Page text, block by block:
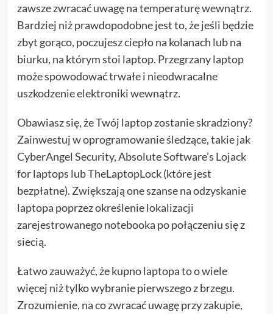
zawsze zwracać uwagę na temperaturę wewnątrz.
Bardziej niż prawdopodobne jest to, że jeśli będzie
zbyt gorąco, poczujesz ciepło na kolanach lub na
biurku, na którym stoi laptop. Przegrzany laptop
może spowodować trwałe i nieodwracalne
uszkodzenie elektroniki wewnątrz.
Obawiasz się, że Twój laptop zostanie skradziony?
Zainwestuj w oprogramowanie śledzące, takie jak
CyberAngel Security, Absolute Software’s Lojack
for laptops lub TheLaptopLock (które jest
bezpłatne). Zwiększają one szanse na odzyskanie
laptopa poprzez określenie lokalizacji
zarejestrowanego notebooka po połączeniu się z
siecią.
Łatwo zauważyć, że kupno laptopa to o wiele
więcej niż tylko wybranie pierwszego z brzegu.
Zrozumienie, na co zwracać uwagę przy zakupie,